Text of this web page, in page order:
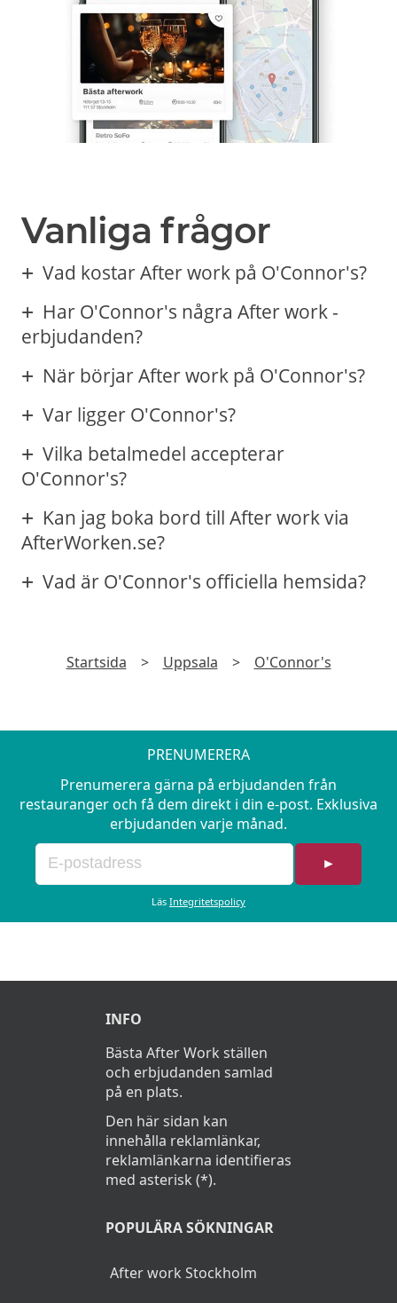
Vanliga frågor
Vad kostar After work på O'Connor's?
Har O'Connor's några After work -
erbjudanden?
När börjar After work på O'Connor's?
Var ligger O'Connor's?
Vilka betalmedel accepterar
O'Connor's?
Kan jag boka bord till After work via
AfterWorken.se?
Vad är O'Connor's officiella hemsida?
Startsida > Uppsala > O'Connor's
PRENUMERERA
Prenumerera gärna på erbjudanden från
restauranger och få dem direkt i din e-post. Exklusiva
erbjudanden varje månad.
►
Läs Integritetspolicy
INFO
Bästa After Work ställen
och erbjudanden samlad
på en plats.
Den här sidan kan
innehålla reklamlänkar,
reklamlänkarna identifieras
med asterisk (*).
POPULÄRA SÖKNINGAR
After work Stockholm